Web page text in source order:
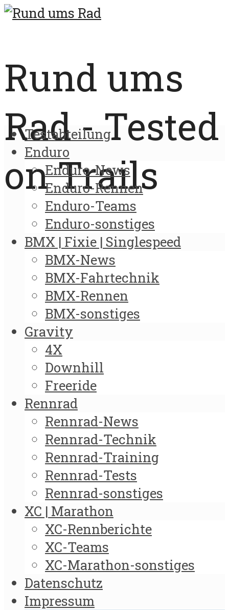
Rund ums
Rad - Tested
on Trails
Testabteilung
Enduro
Enduro-News
Enduro-Rennen
Enduro-Teams
Enduro-sonstiges
BMX | Fixie | Singlespeed
BMX-News
BMX-Fahrtechnik
BMX-Rennen
BMX-sonstiges
Gravity
4X
Downhill
Freeride
Rennrad
Rennrad-News
Rennrad-Technik
Rennrad-Training
Rennrad-Tests
Rennrad-sonstiges
XC | Marathon
XC-Rennberichte
XC-Teams
XC-Marathon-sonstiges
Datenschutz
Impressum